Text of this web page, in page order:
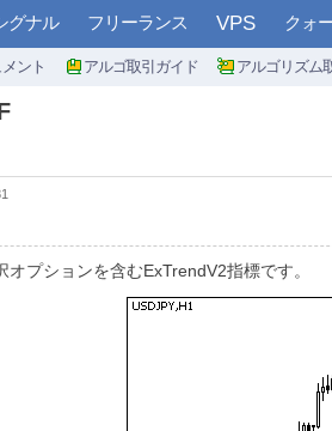
グナル フリーランス VPS クォ
メント アルゴ取引ガイド アルゴリズム
プションを含むExTrendV2指標です。